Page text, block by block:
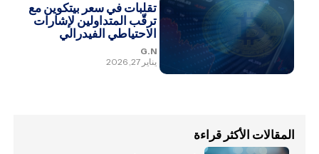
تقلبات في سعر بيتكوين مع
ترقّب المتداولين لإشارات
الاحتياطي الفيدرالي
G.N
يناير 27, 2026
المقالات الأكثر قراءة